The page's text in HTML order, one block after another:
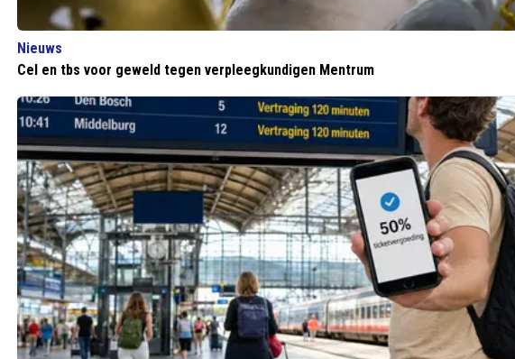
Nieuws
Cel en tbs voor geweld tegen verpleegkundigen Mentrum